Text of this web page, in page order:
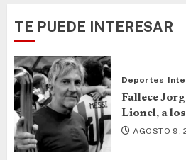
TE PUEDE INTERESAR
Deportes
Fallece
Lionel, a
AGOSTO 9,